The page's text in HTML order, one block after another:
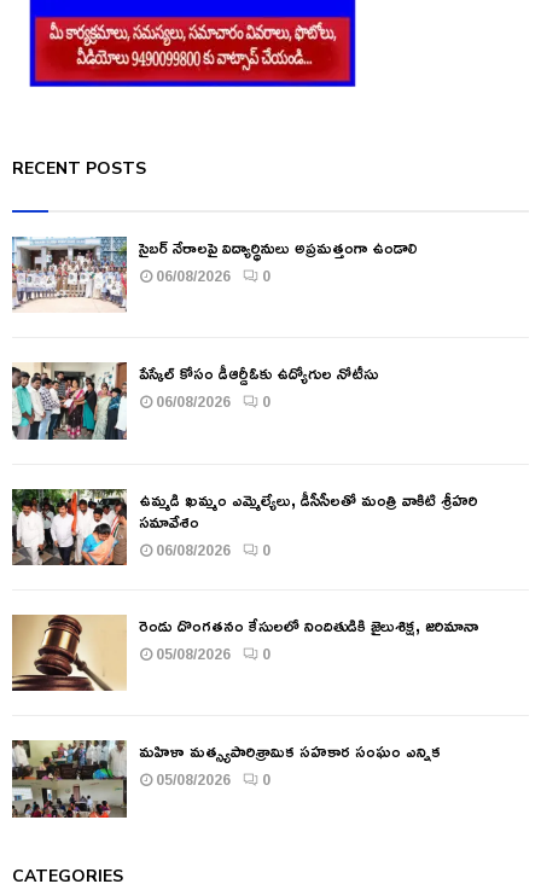
RECENT POSTS
సైబర్ నేరాలపై విద్యార్థినులు అప్రమత్తంగా ఉండాలి
06/08/2026 0
పేస్కేల్ కోసం డీఆర్డీఓకు ఉద్యోగుల నోటీసు
06/08/2026 0
ఉమ్మడి ఖమ్మం ఎమ్మెల్యేలు, డీసీసీలతో మంత్రి వాకిటి శ్రీహరి
సమావేశం
06/08/2026 0
రెండు దొంగతనం కేసులలో నిందితుడికి జైలుశిక్ష, జరిమానా
05/08/2026 0
మహిళా మత్స్యపారిశ్రామిక సహకార సంఘం ఎన్నిక
05/08/2026 0
CATEGORIES